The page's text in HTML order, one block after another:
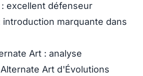
: excellent défenseur
introduction marquante dans
Art : analyse
Art d'Évolutions